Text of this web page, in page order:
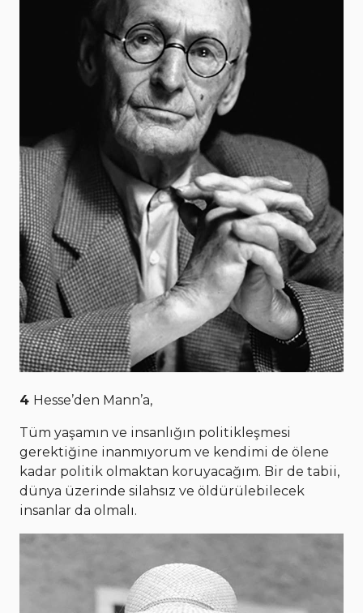
4 Hesse’den Mann’a,
Tüm yaşamın ve insanlığın politikleşmesi
gerektiğine inanmıyorum ve kendimi de ölene
kadar politik olmaktan koruyacağım. Bir de tabii,
dünya üzerinde silahsız ve öldürülebilecek
insanlar da olmalı.